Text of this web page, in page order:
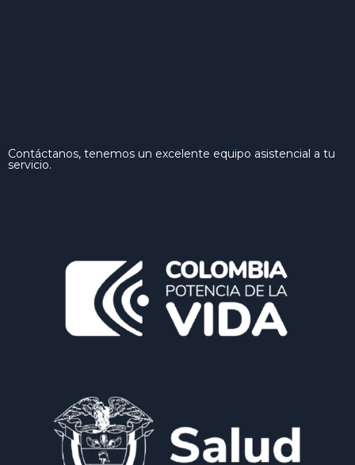
Contáctanos, tenemos un excelente equipo asistencial a tu
servicio.